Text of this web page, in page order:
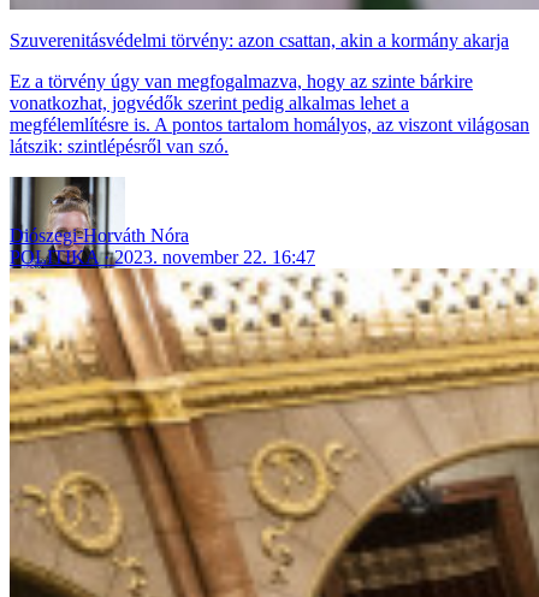
Szuverenitásvédelmi törvény: azon csattan, akin a kormány akarja
Ez a törvény úgy van megfogalmazva, hogy az szinte bárkire
vonatkozhat, jogvédők szerint pedig alkalmas lehet a
megfélemlítésre is. A pontos tartalom homályos, az viszont világosan
látszik: szintlépésről van szó.
Diószegi-Horváth Nóra
POLITIKA
2023. november 22. 16:47